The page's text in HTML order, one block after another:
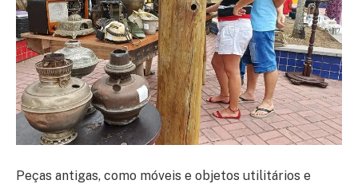
Peças antigas, como móveis e objetos utilitários e